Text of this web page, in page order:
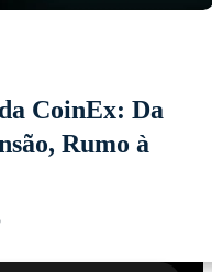
CoinEx: Da
Rumo à